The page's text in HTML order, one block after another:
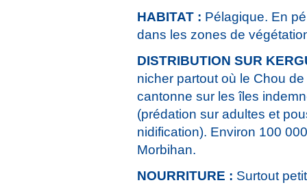
HABITAT : Pélagique. En
dans les zones de
DISTRIBUTION SUR
nicher partout où le Chou
cantonne sur les îles
(prédation sur adultes et
nidification). Environ 100
Morbihan.
NOURRITURE : Surtout